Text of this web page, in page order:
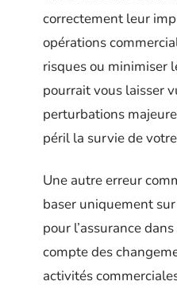
correctement leur
opérations
risques ou minimiser
pourrait vous laisser
perturbations
péril la survie de
Une autre erreur
baser uniquement
pour l’assurance
compte des
activités